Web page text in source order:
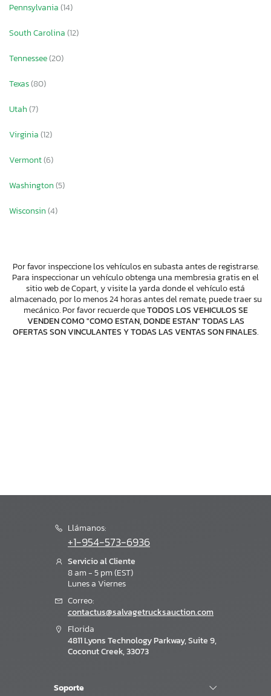
Pennsylvania(14)
South Carolina(12)
Tennessee(20)
Texas(80)
Utah(7)
Virginia(12)
Vermont(6)
Washington(5)
Wisconsin(4)
Por favor inspeccione los vehículos en subasta antes de registrarse.
Para inspeccionar un vehículo obtenga una membresia gratis en el
sitio web de Copart, y visite la yarda donde el vehículo está
almacenado, por lo menos 24 horas antes del remate, puede traer su
mecánico. Por favor recuerde queTODOS LOS VEHICULOS SE
VENDEN COMO "COMO ESTAN, DONDE ESTAN" TODAS LAS
OFERTAS SON VINCULANTES Y TODAS LAS VENTAS SON FINALES.
Llámanos:
+1-954-573-6936
Servicio al Cliente
8 am - 5 pm (EST)
Lunes a Viernes
Correo:
contactus@salvagetrucksauction.com
Florida
4811 Lyons Technology Parkway, Suite 9,
Coconut Creek, 33073
Soporte